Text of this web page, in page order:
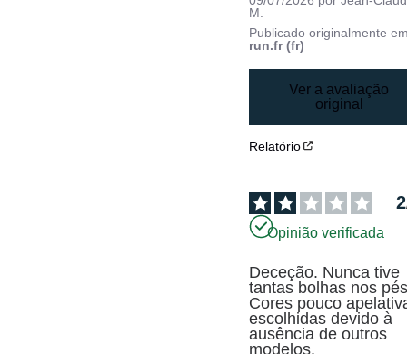
M.
Publicado originalmente
run.fr (fr)
Ver a avaliação
original
Relatório
2
Opinião verificada
Deceção. Nunca tive
tantas bolhas nos
Cores pouco
escolhidas devido à
ausência de outros
modelos.